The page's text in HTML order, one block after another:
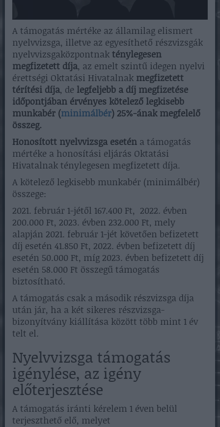
A támogatás mértéke az államilag elismert
nyelvvizsga, illetve az egyesíthető részvizsgák
nyelvvizsgaközpontnakténylegesen
megfizetett díja, az emelt szintű idegen nyelvi
érettségi Oktatási Hivatalnak megfizetett
térítési díja, de legfeljebb a díj megfizetése
időpontjában érvényes kötelező legkisebb
munkabér (minimálbér) 25%-ának megfelelő
összeg.
Honosított nyelvvizsga esetén a támogatás
mértéke a honosítási eljárás Oktatási
Hivatalnak ténylegesen megfizetett díja.
A kötelező legkisebb munkabér (minimálbér)
összege:
2021. február 1-jétől 167.400 Ft, 2022. évben
200.000 Ft, 2023. évben 232.000 Ft, mely
alapján 2021. február 1-jét követően befizetett
díj esetén 41.850 Ft, 2022. évben befizetett díj
esetén 50.000 Ft, míg 2023. évben befizetett díj
esetén 58.000 Ft összegű támogatás
biztosítható.
A támogatás csak a második részvizsga díja
után jár, ha a két sikeres részvizsga-
bizonyítvány kiállítása között több mint 1 év
telt el.
Nyelvvizsga támogatás
igénylése, az igény
előterjesztése
A támogatás iránti kérelem 1 éven belül
terjeszthető elő, melyet